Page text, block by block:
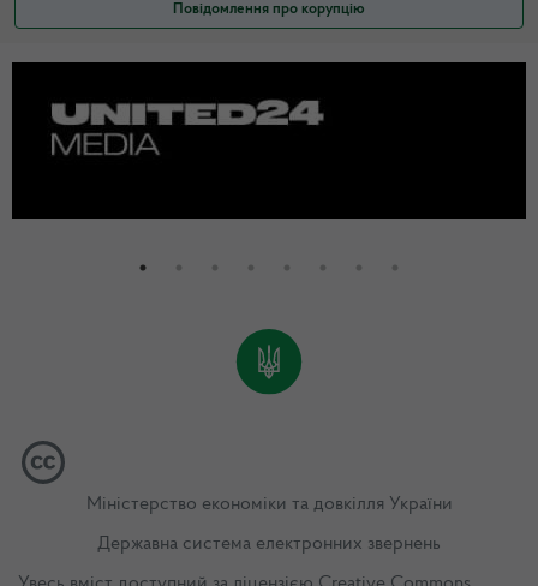
Повідомлення про корупцію
Міністерство економіки та довкілля України
Державна система електронних звернень